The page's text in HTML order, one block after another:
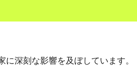
に深刻な影響を及ぼしています。